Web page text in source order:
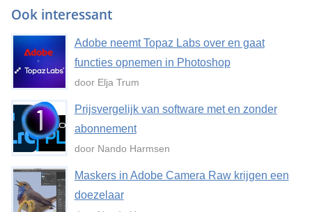
Ook interessant
Adobe neemt Topaz Labs over en gaat
functies opnemen in Photoshop
door Elja Trum
Prijsvergelijk van software met en zonder
abonnement
door Nando Harmsen
Maskers in Adobe Camera Raw krijgen een
doezelaar